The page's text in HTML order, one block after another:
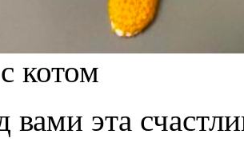
котом
вами эта